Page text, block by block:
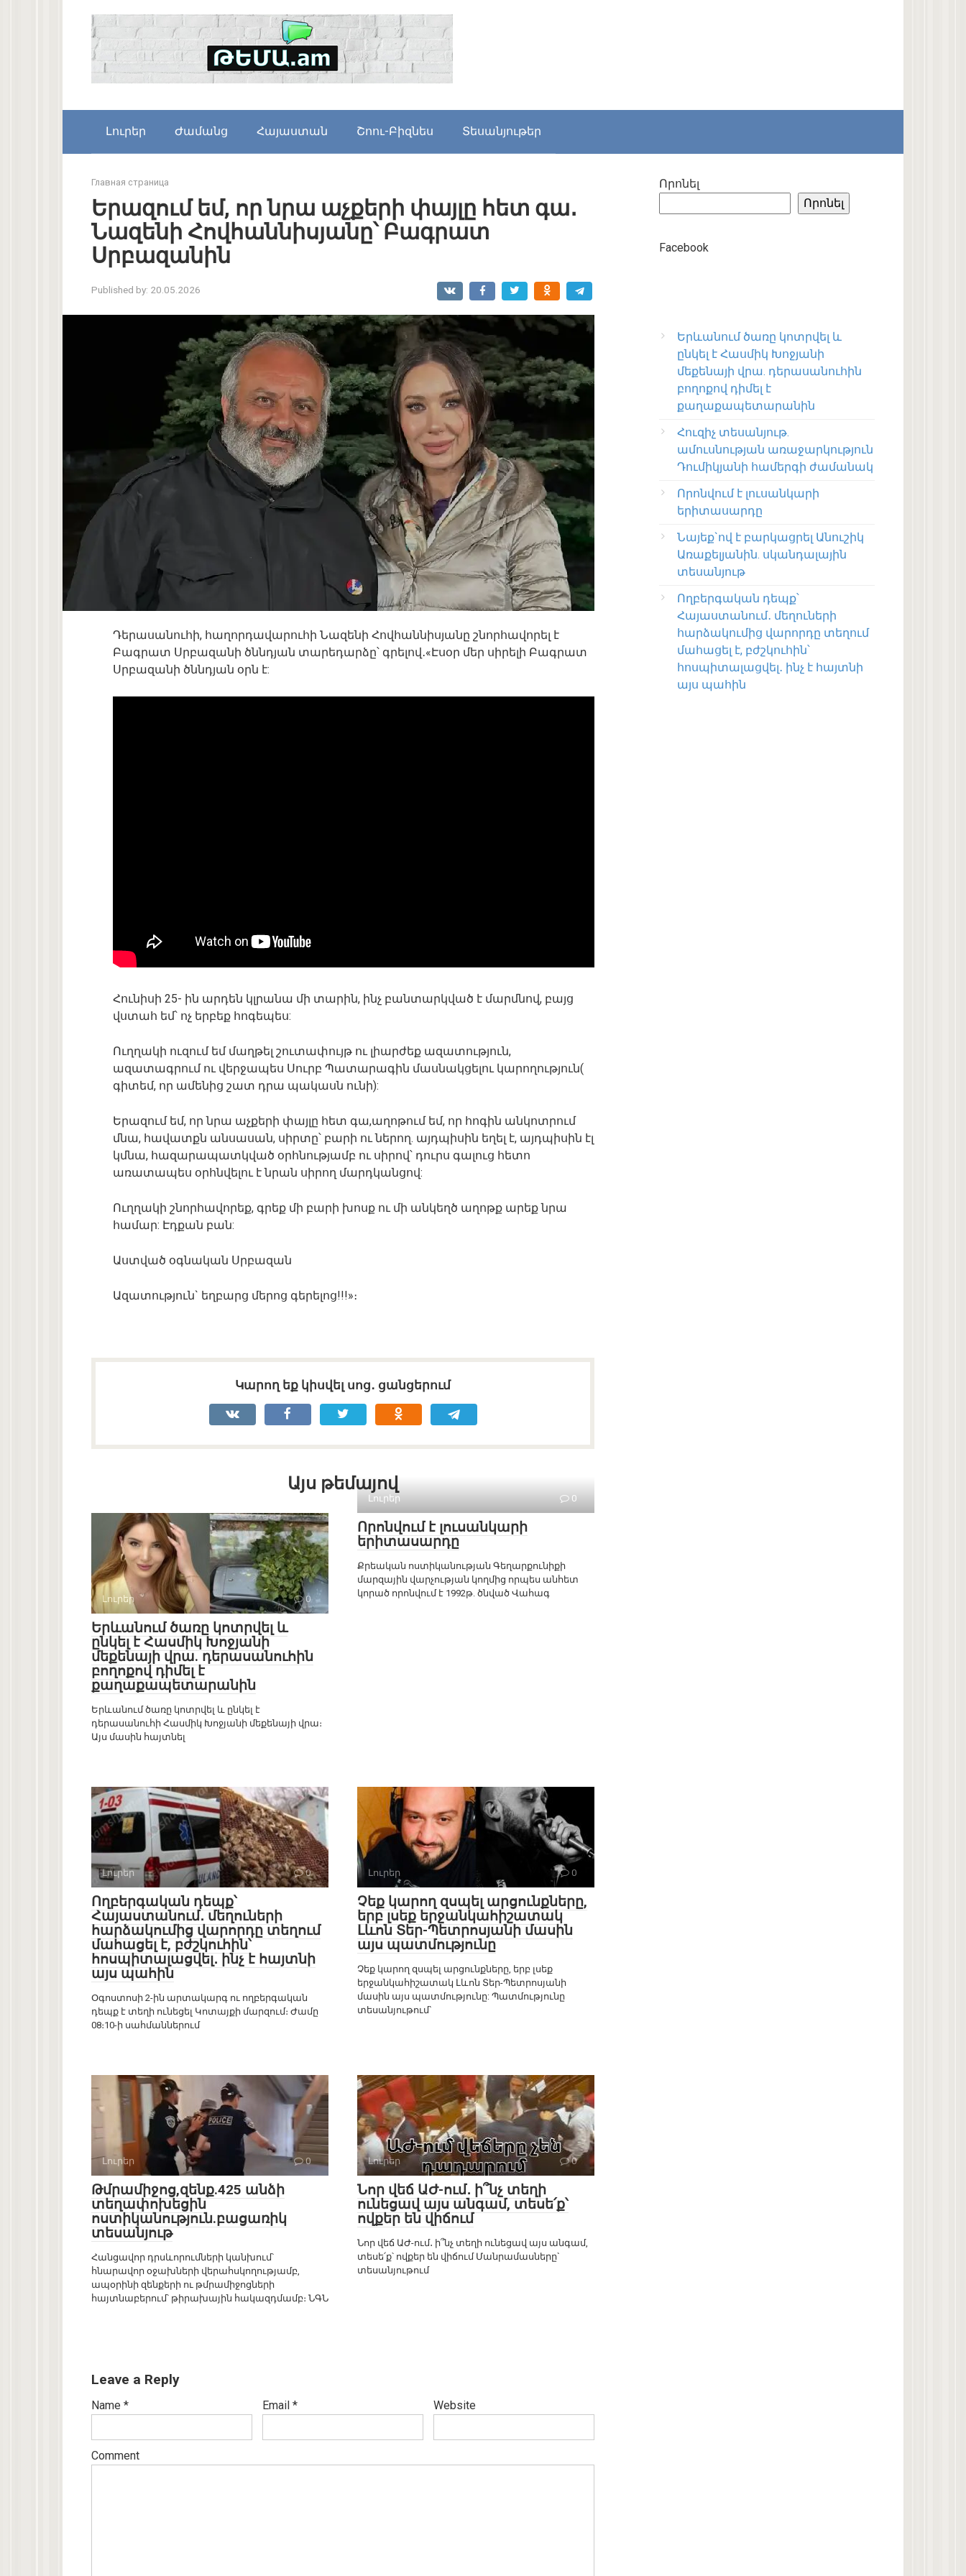
Լուրեր Ժամանց Հայաստան Շոու-Բիզնես Տեսանյութեր
Главная страница
Երազում եմ, որ նրա աչքերի փայլը հետ գա․
Նազենի Հովհաննիսյանը՝ Բագրատ
Սրբազանին
Published by: 20.05.2026
Դերասանուհի, հաղորդավարուհի Նազենի Հովհաննիսյանը շնորհավորել է
Բագրատ Սրբազանի ծննդյան տարեդարձը՝ գրելով․«Էսօր մեր սիրելի Բագրատ
Սրբազանի ծննդյան օրն է:
Հունիսի 25- ին արդեն կլրանա մի տարին, ինչ բանտարկված է մարմնով, բայց
վստահ եմ՝ ոչ երբեք հոգեպես:
Ուղղակի ուզում եմ մաղթել շուտափույթ ու լիարժեք ազատություն,
ազատագրում ու վերջապես Սուրբ Պատարագին մասնակցելու կարողություն(
գիտեմ, որ ամենից շատ դրա պակասն ունի):
Երազում եմ, որ նրա աչքերի փայլը հետ գա,աղոթում եմ, որ հոգին անկոտրում
մնա, հավատքն անսասան, սիրտը՝ բարի ու ներող. այդպիսին եղել է, այդպիսին էլ
կմնա, հազարապատկված օրհնությամբ ու սիրով՝ դուրս գալուց հետո
առատապես օրհնվելու է նրան սիրող մարդկանցով:
Ուղղակի շնորհավորեք, գրեք մի բարի խոսք ու մի անկեղծ աղոթք արեք նրա
համար: Էդքան բան:
Աստված օգնական Սրբազան
Ազատություն` եղբարց մերոց գերելոց!!!»։
Կարող եք կիսվել սոց․ ցանցերում
Այս թեմայով
Լուրեր 0
Երևանում ծառը կոտրվել և
ընկել է Հասմիկ Խոջյանի
մեքենայի վրա. դերասանուհին
բողոքով դիմել է
քաղաքապետարանին
Երևանում ծառը կոտրվել և ընկել է
դերասանուհի Հասմիկ Խոջյանի մեքենայի վրա։
Այս մասին հայտնել
Լուրեր 0
Որոնվում է լուսանկարի
երիտասարդը
Քրեական ոստիկանության Գեղարքունիքի
մարզային վարչության կողմից որպես անհետ
կորած որոնվում է 1992թ. ծնված Վահագ
Լուրեր 0
Ողբերգական դեպք՝
Հայաստանում․ մեղուների
հարձակումից վարորդը տեղում
մահացել է, բժշկուհին՝
հոսպիտալացվել․ ինչ է հայտնի
այս պահին
Օգոստոսի 2-ին արտակարգ ու ողբերգական
դեպք է տեղի ունեցել Կոտայքի մարզում։ Ժամը
08։10-ի սահմաններում
Լուրեր 0
Չեք կարող զսպել արցունքները,
երբ լսեք երջանկահիշատակ
Լևոն Տեր-Պետրոսյանի մասին
այս պատմությունը
Չեք կարող զսպել արցունքները, երբ լսեք
երջանկահիշատակ Լևոն Տեր-Պետրոսյանի
մասին այս պատմությունը: Պատմությունը
տեսանյութում`
Լուրեր 0
Թմրամիջոց,զենք.425 անձի
տեղափոխեցին
ոստիկանություն.բացառիկ
տեսանյութ
Հանցավոր դրսևորումների կանխում՝
հնարավոր օջախների վերահսկողությամբ,
ապօրինի զենքերի ու թմրամիջոցների
հայտնաբերում՝ թիրախային հակազդմամբ։ ՆԳՆ
Լուրեր 0
Նոր վեճ ԱԺ-ում․ ի՞նչ տեղի
ունեցավ այս անգամ, տեսե՛ք՝
ովքեր են վիճում
Նոր վեճ ԱԺ-ում․ ի՞նչ տեղի ունեցավ այս անգամ,
տեսե՛ք՝ ովքեր են վիճում Մանրամասները`
տեսանյութում
Leave a Reply
Name * Email * Website
Comment
Որոնել
Որոնել
Facebook
Երևանում ծառը կոտրվել և
ընկել է Հասմիկ Խոջյանի
մեքենայի վրա. դերասանուհին
բողոքով դիմել է
քաղաքապետարանին
Հուզիչ տեսանյութ.
ամուսնության առաջարկություն
Դումիկյանի համերգի ժամանակ
Որոնվում է լուսանկարի
երիտասարդը
Նայեք`ով է բարկացրել Անուշիկ
Առաքելյանին. սկանդալային
տեսանյութ
Ողբերգական դեպք՝
Հայաստանում․ մեղուների
հարձակումից վարորդը տեղում
մահացել է, բժշկուհին՝
հոսպիտալացվել․ ինչ է հայտնի
այս պահին